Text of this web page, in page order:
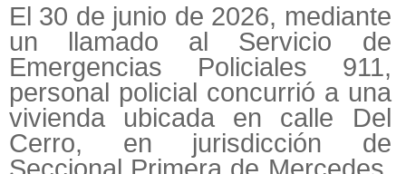
El 30 de junio de 2026, mediante
un llamado al Servicio de
Emergencias Policiales 911,
personal policial concurrió a una
vivienda ubicada en calle Del
Cerro, en jurisdicción de